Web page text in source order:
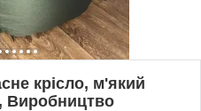
крісло, м'який
Виробництво